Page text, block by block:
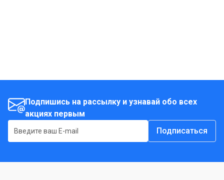
Подпишись на рассылку и узнавай обо всех
акциях первым
Подписаться